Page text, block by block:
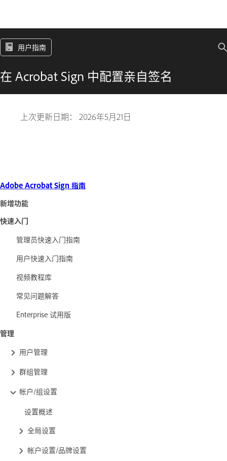
用户指南
在 Acrobat Sign 中配置亲自签名
上次更新日期： 2026年5月21日
Adobe Acrobat Sign 指南
新增功能
快速入门
管理员快速入门指南
用户快速入门指南
视频教程库
常见问题解答
Enterprise 试用版
管理
用户管理
群组管理
帐户/组设置
设置概述
全局设置
帐户设置/品牌设置